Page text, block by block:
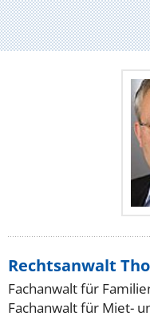
Rechtsanwalt
Fachanwalt für
Fachanwalt für Miet-